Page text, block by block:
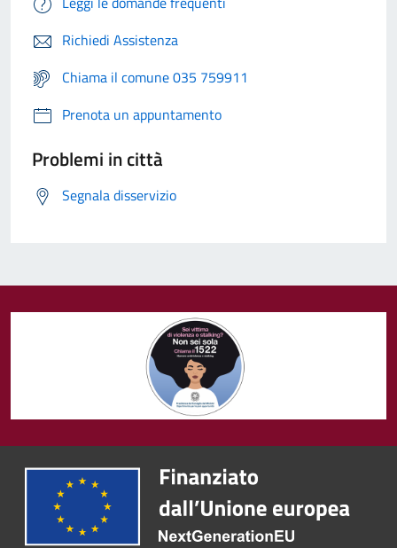
Richiedi Assistenza
Chiama il comune 035 759911
Prenota un appuntamento
Problemi in città
Segnala disservizio